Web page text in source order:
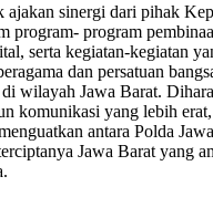
ajakan sinergi dari pihak
program- program
serta kegiatan-kegiatan
dan persatuan
wilayah Jawa Barat.
komunikasi yang lebih
antara Polda
Jawa Barat yang